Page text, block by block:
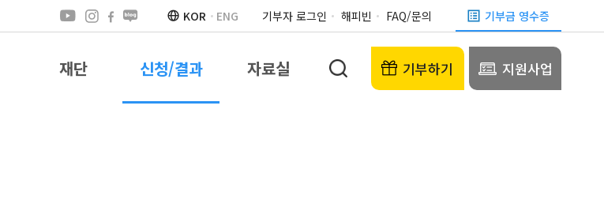
KOR ENG 기부자 로그인 해피빈 FAQ/문의 기부금 영수증
재단 신청/결과 자료실 기부하기 지원사업